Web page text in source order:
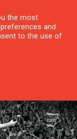
the most
and
to the use of